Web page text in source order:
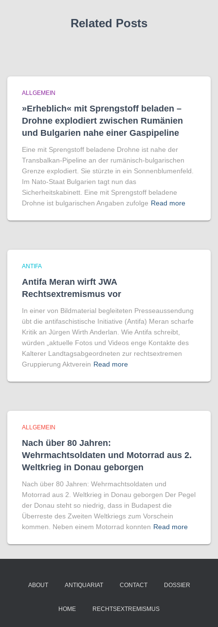
Related Posts
ALLGEMEIN
»Erheblich« mit Sprengstoff beladen –
Drohne explodiert zwischen Rumänien
und Bulgarien nahe einer Gaspipeline
Eine mit Sprengstoff beladene Drohne ist nahe der
Transbalkan-Pipeline an der rumänisch-bulgarischen
Grenze explodiert. Sie stürzte in ein Sonnenblumenfeld.
Im Nato-Staat Bulgarien tagt nun das
Sicherheitskabinett. Eine mit Sprengstoff beladene
Drohne ist bulgarischen Angaben zufolge Read more
ANTIFA
Antifa Meran wirft JWA
Rechtsextremismus vor
In einer von Bildmaterial begleiteten Presseaussendung
übt die antifaschistische Initiative (Antifa) Meran scharfe
Kritik an Jürgen Wirth Anderlan. Wie Antifa schreibt,
würden „aktuelle Fotos und Videos enge Kontakte des
Kalterer Landtagsabgeordneten zur rechtsextremen
Gruppierung Aktverein Read more
ALLGEMEIN
Nach über 80 Jahren:
Wehrmachtsoldaten und Motorrad aus 2.
Weltkrieg in Donau geborgen
Nach über 80 Jahren: Wehrmachtsoldaten und
Motorrad aus 2. Weltkrieg in Donau geborgen Der Pegel
der Donau steht so niedrig, dass in Budapest die
Überreste des Zweiten Weltkriegs zum Vorschein
kommen. Neben einem Motorrad konnten Read more
ABOUT ANTIQUARIAT CONTACT DOSSIER
HOME RECHTSEXTREMISMUS